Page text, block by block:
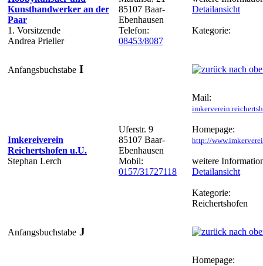
Kunsthandwerker an der
Paar
1. Vorsitzende
Andrea Prieller
85107 Baar-
Ebenhausen
Telefon:
08453/8087
Detailansicht
Kategorie:
Anfangsbuchstabe I
Imkereiverein
Reichertshofen u.U.
Stephan Lerch
Uferstr. 9
85107 Baar-
Ebenhausen
Mobil:
0157/31727118
Mail:
Homepage:
http://
weitere
Detailansicht
Kategorie:
Reichertshofen
Anfangsbuchstabe J
Homepage: